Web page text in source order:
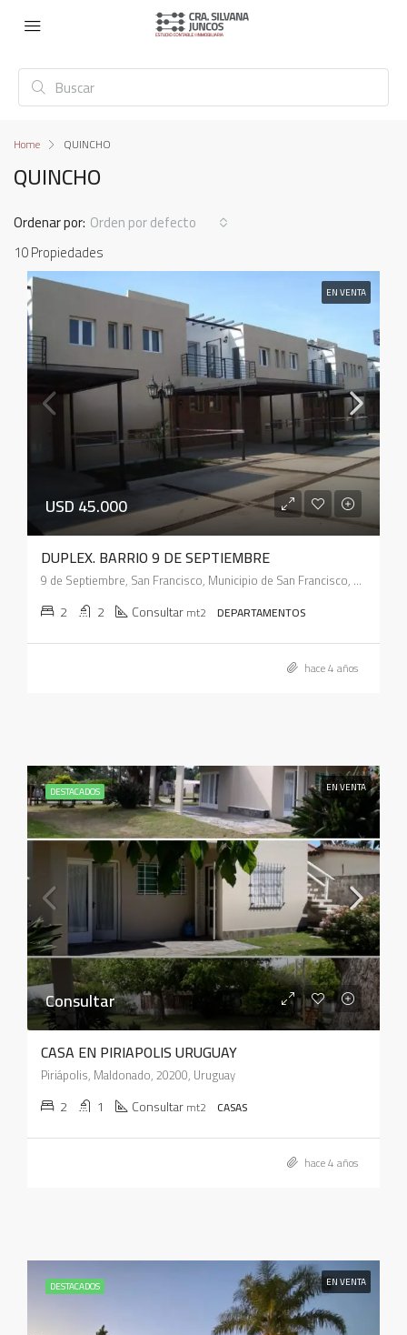
Home QUINCHO
QUINCHO
10 Propiedades
Ordenar por: Orden por defecto
EN VENTA
USD 45.000
DUPLEX. BARRIO 9 DE SEPTIEMBRE
9 de Septiembre, San Francisco, Municipio de San Francisco, Pedanía Juárez Celman, Departamento San Justo, Córdoba, X2400, Argentina
2 2 Consultarmt2 DEPARTAMENTOS
hace 4 años
DESTACADOS EN VENTA
Consultar
CASA EN PIRIAPOLIS URUGUAY
Piriápolis, Maldonado, 20200, Uruguay
2 1 Consultarmt2 CASAS
hace 4 años
DESTACADOS EN VENTA